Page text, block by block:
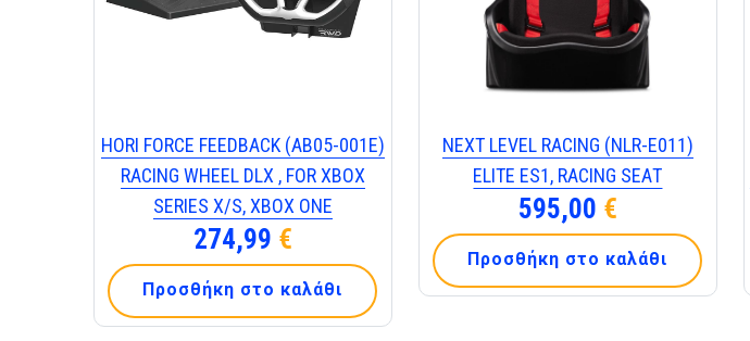
HORI FORCE FEEDBACK (AB05-001E)
RACING WHEEL DLX , FOR XBOX
SERIES X/S, XBOX ONE
274,99 €
Προσθήκη στο καλάθι
ΝΕΧΤ LΕVΕL RΑCΙΝG (ΝLR-Ε011)
ΕLΙΤΕ ΕS1, RΑCΙΝG SΕΑΤ
595,00 €
Προσθήκη στο καλάθι